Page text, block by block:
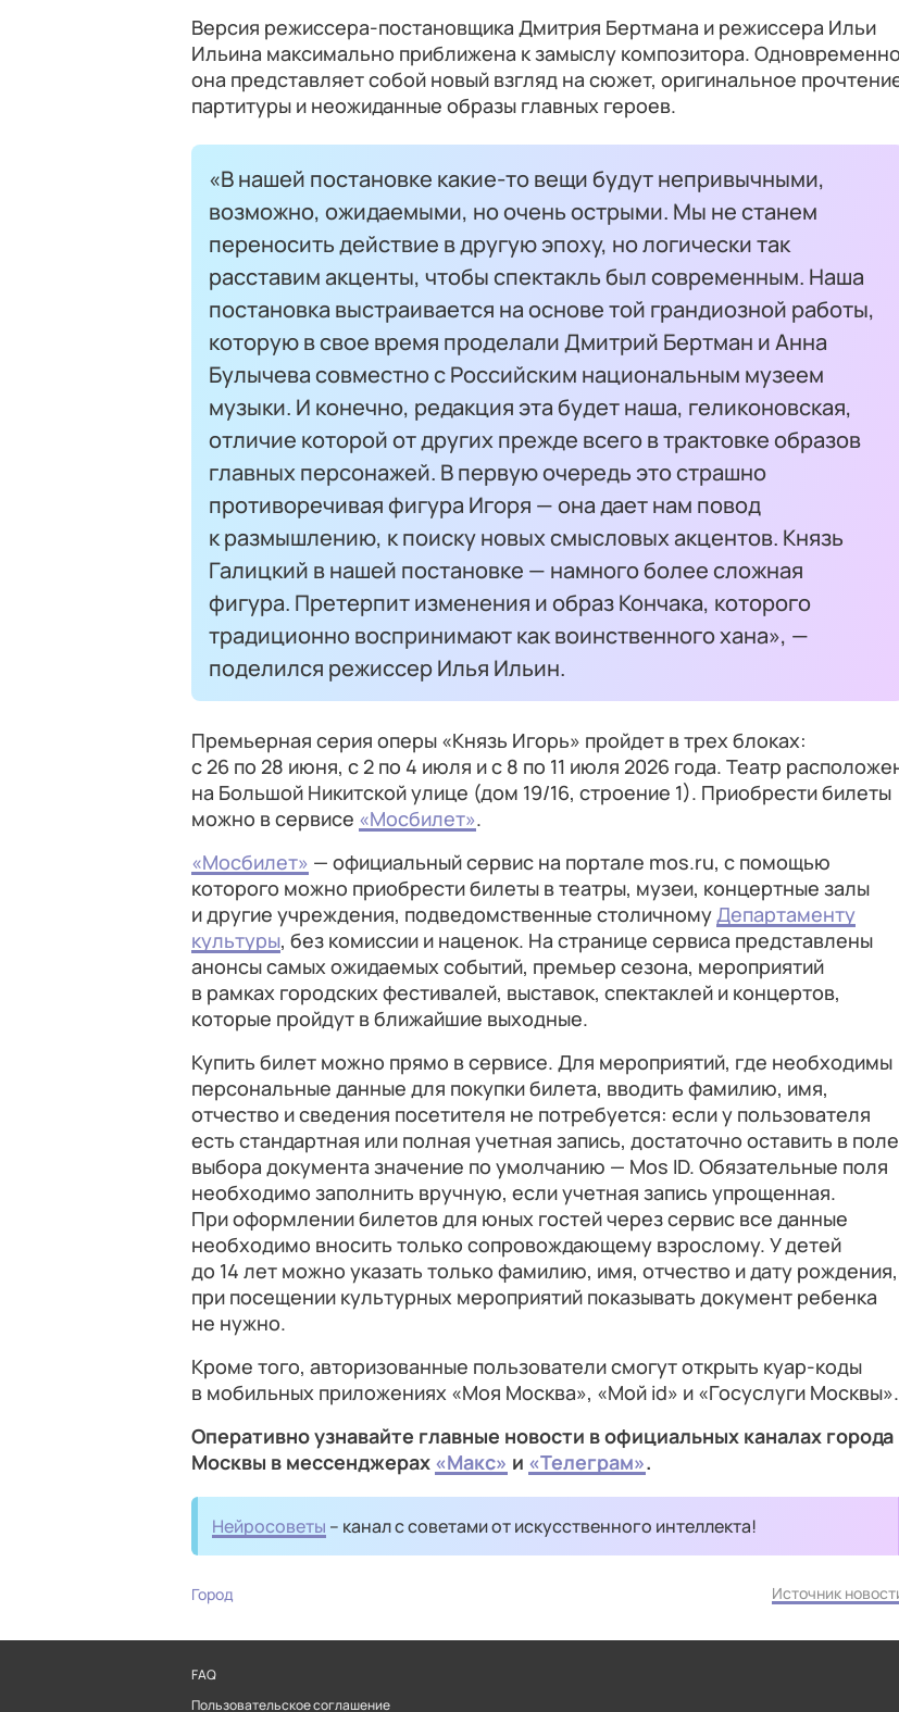
Версия режиссера-постановщика Дмитрия Бертмана и режиссера Ильи
Ильина максимально приближена к замыслу композитора. Одновременно
она представляет собой новый взгляд на сюжет, оригинальное
партитуры и неожиданные образы главных героев.
«В нашей постановке какие-то вещи будут непривычными,
возможно, ожидаемыми, но очень острыми. Мы не станем
переносить действие в другую эпоху, но логически так
расставим акценты, чтобы спектакль был современным. Наша
постановка выстраивается на основе той грандиозной работы,
которую в свое время проделали Дмитрий Бертман и Анна
Булычева совместно с Российским национальным музеем
музыки. И конечно, редакция эта будет наша, геликоновская,
отличие которой от других прежде всего в трактовке образов
главных персонажей. В первую очередь это страшно
противоречивая фигура Игоря — она дает нам повод
к размышлению, к поиску новых смысловых акцентов. Князь
Галицкий в нашей постановке — намного более сложная
фигура. Претерпит изменения и образ Кончака, которого
традиционно воспринимают как воинственного хана», —
поделился режиссер Илья Ильин.
Премьерная серия оперы «Князь Игорь» пройдет в трех блоках:
с 26 по 28 июня, с 2 по 4 июля и с 8 по 11 июля 2026 года. Театр
на Большой Никитской улице (дом 19/16, строение 1). Приобрести билеты
можно в сервисе «Мосбилет».
«Мосбилет» — официальный сервис на портале mos.ru, с помощью
которого можно приобрести билеты в театры, музеи, концертные залы
и другие учреждения, подведомственные столичномуДепартаменту
культуры, без комиссии и наценок. На странице сервиса представлены
анонсы самых ожидаемых событий, премьер сезона, мероприятий
в рамках городских фестивалей, выставок, спектаклей и концертов,
которые пройдут в ближайшие выходные.
Купить билет можно прямо в сервисе. Для мероприятий, где необходимы
персональные данные для покупки билета, вводить фамилию, имя,
отчество и сведения посетителя не потребуется: если у пользователя
есть стандартная или полная учетная запись, достаточно оставить в поле
выбора документа значение по умолчанию — Mos ID. Обязательные поля
необходимо заполнить вручную, если учетная запись упрощенная.
При оформлении билетов для юных гостей через сервис все данные
необходимо вносить только сопровождающему взрослому. У детей
до 14 лет можно указать только фамилию, имя, отчество и дату рождения,
при посещении культурных мероприятий показывать документ ребенка
не нужно.
Кроме того, авторизованные пользователи смогут открыть куар-коды
в мобильных приложениях «Моя Москва», «Мой id» и «Госуслуги Москвы».
Оперативно узнавайте главные новости в официальных каналах города
Москвы в мессенджерах «Макс» и «Телеграм».
Нейросоветы – канал с советами от искусственного интеллекта!
Город Источник
FAQ
Пользовательское соглашение